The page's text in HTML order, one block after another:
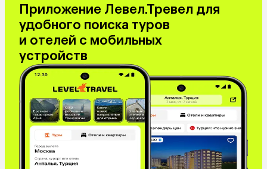
Приложение Левел.Тревел для
удобного поиска туров
и отелей с мобильных
устройств